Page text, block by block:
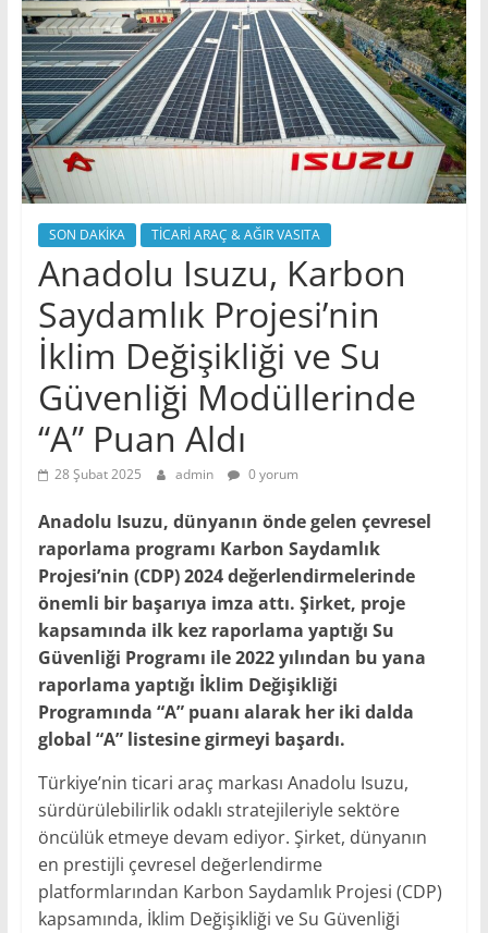
SON DAKİKA TİCARİ ARAÇ & AĞIR VASITA
Anadolu Isuzu, Karbon
Saydamlık Projesi’nin
İklim Değişikliği ve Su
Güvenliği Modüllerinde
“A” Puan Aldı
28 Şubat 2025 admin 0 yorum
Anadolu Isuzu, dünyanın önde gelen çevresel
raporlama programı Karbon Saydamlık
Projesi’nin (CDP) 2024 değerlendirmelerinde
önemli bir başarıya imza attı. Şirket, proje
kapsamında ilk kez raporlama yaptığı Su
Güvenliği Programı ile 2022 yılından bu yana
raporlama yaptığı İklim Değişikliği
Programında “A” puanı alarak her iki dalda
global “A” listesine girmeyi başardı.
Türkiye’nin ticari araç markası Anadolu Isuzu,
sürdürülebilirlik odaklı stratejileriyle sektöre
öncülük etmeye devam ediyor. Şirket, dünyanın
en prestijli çevresel değerlendirme
platformlarından Karbon Saydamlık Projesi (CDP)
kapsamında, İklim Değişikliği ve Su Güvenliği